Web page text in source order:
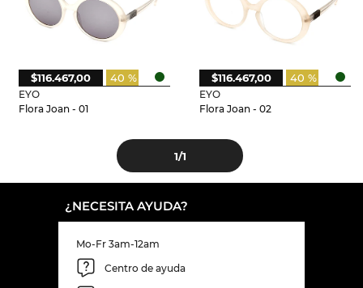
EYO
Flora Joan - 01
40 %
$116.467,00
EYO
Flora Joan - 02
40 %
$116.467,00
1/1
¿NECESITA AYUDA?
Mo-Fr 3am-12am
Centro de ayuda